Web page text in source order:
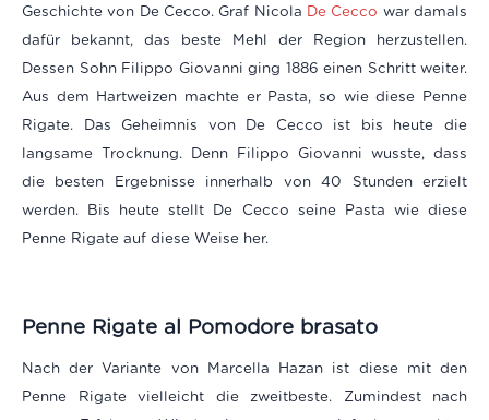
Geschichte von De Cecco. Graf Nicola De Cecco war damals
dafür bekannt, das beste Mehl der Region herzustellen.
Dessen Sohn Filippo Giovanni ging 1886 einen Schritt weiter.
Aus dem Hartweizen machte er Pasta, so wie diese Penne
Rigate. Das Geheimnis von De Cecco ist bis heute die
langsame Trocknung. Denn Filippo Giovanni wusste, dass
die besten Ergebnisse innerhalb von 40 Stunden erzielt
werden. Bis heute stellt De Cecco seine Pasta wie diese
Penne Rigate auf diese Weise her.
Penne Rigate al Pomodore brasato
Nach der Variante von Marcella Hazan ist diese mit den
Penne Rigate vielleicht die zweitbeste. Zumindest nach